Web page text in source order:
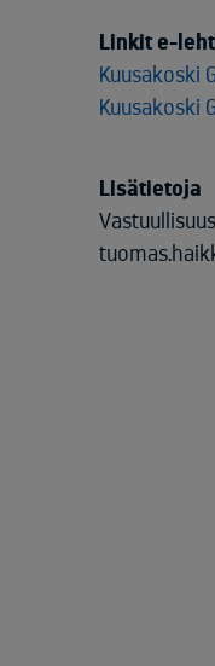
Linkit e-
Kuusakoski
Kuusakoski
Lisätietoja